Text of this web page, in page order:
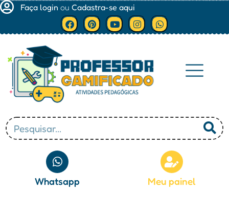
Faça login ou Cadastra-se aqui
Whatsapp Meu painel